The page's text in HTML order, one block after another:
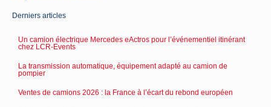
Derniers articles
Un camion électrique Mercedes eActros pour l’événementiel itinérant
chez LCR-Events
La transmission automatique, équipement adapté au camion de
pompier
Ventes de camions 2026 : la France à l’écart du rebond européen